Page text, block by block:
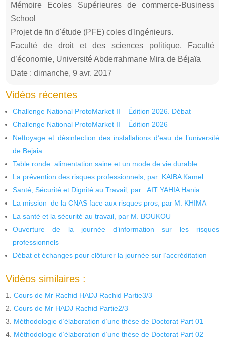
Mémoire Ecoles Supérieures de commerce-Business
School
Projet de fin d'étude (PFE) coles d'Ingénieurs.
Faculté de droit et des sciences politique, Faculté
d’économie, Université Abderrahmane Mira de Béjaïa
Date : dimanche, 9 avr. 2017
Vidéos récentes
Challenge National ProtoMarket II – Édition 2026. Débat
Challenge National ProtoMarket II – Édition 2026
Nettoyage et désinfection des installations d’eau de l’université
de Bejaia
Table ronde: alimentation saine et un mode de vie durable
La prévention des risques professionnels, par: KAIBA Kamel
Santé, Sécurité et Dignité au Travail, par : AIT YAHIA Hania
La mission de la CNAS face aux risques pros, par M. KHIMA
La santé et la sécurité au travail, par M. BOUKOU
Ouverture de la journée d’information sur les risques
professionnels
Débat et échanges pour clôturer la journée sur l’accréditation
Vidéos similaires :
Cours de Mr Rachid HADJ Rachid Partie3/3
Cours de Mr HADJ Rachid Partie2/3
Méthodologie d’élaboration d’une thèse de Doctorat Part 01
Méthodologie d’élaboration d’une thèse de Doctorat Part 02